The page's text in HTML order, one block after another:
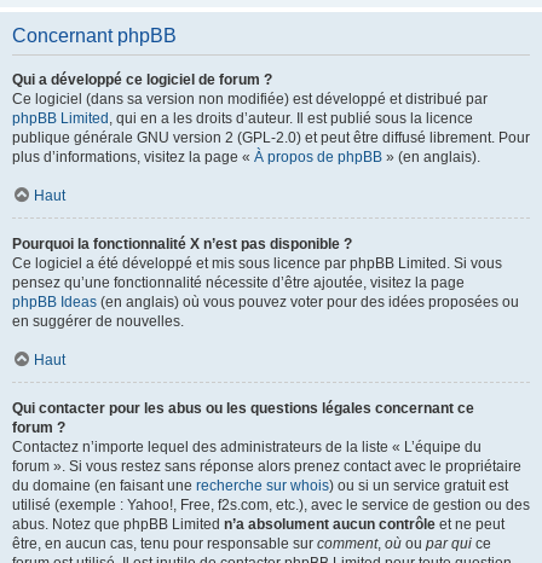
Concernant phpBB
Qui a développé ce logiciel de forum ?
Ce logiciel (dans sa version non modifiée) est développé et distribué par
phpBB Limited , qui en a les droits d’auteur. Il est publié sous la licence
publique générale GNU version 2 (GPL-2.0) et peut être diffusé librement. Pour
plus d’informations, visitez la page « À propos de phpBB » (en anglais).
Haut
Pourquoi la fonctionnalité X n’est pas disponible ?
Ce logiciel a été développé et mis sous licence par phpBB Limited. Si vous
pensez qu’une fonctionnalité nécessite d’être ajoutée, visitez la page
phpBB Ideas (en anglais) où vous pouvez voter pour des idées proposées ou
en suggérer de nouvelles.
Haut
Qui contacter pour les abus ou les questions légales concernant ce
forum ?
Contactez n’importe lequel des administrateurs de la liste « L’équipe du
forum ». Si vous restez sans réponse alors prenez contact avec le propriétaire
du domaine (en faisant une recherche sur whois) ou si un service gratuit est
utilisé (exemple : Yahoo!, Free, f2s.com, etc.), avec le service de gestion ou des
abus. Notez que phpBB Limited n’a absolument aucun contrôle et ne peut
être, en aucun cas, tenu pour responsable sur comment, où ou par qui ce